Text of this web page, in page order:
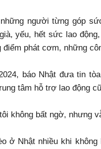
người từng góp
yếu, hết sức lao
điểm phát cơm, những
báo Nhật đưa tin
tâm hỗ trợ lao động
không bất ngờ, nhưng
ở Nhật nhiều khi